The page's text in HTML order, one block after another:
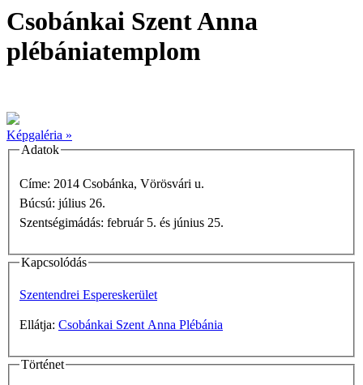
Csobánkai Szent Anna
plébániatemplom
Képgaléria »
Adatok
Címe: 2014 Csobánka, Vörösvári u.
Búcsú: július 26.
Szentségimádás: február 5. és június 25.
Kapcsolódás
Szentendrei Espereskerület
Ellátja: Csobánkai Szent Anna Plébánia
Történet